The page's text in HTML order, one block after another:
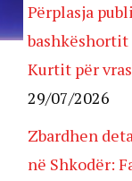
Përplasja
Kurtit për
29/07/2026
Zbardhen
në Shkodër: